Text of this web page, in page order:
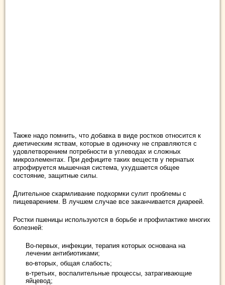
Также надо помнить, что добавка в виде ростков относится к
диетическим яствам, которые в одиночку не справляются с
удовлетворением потребности в углеводах и сложных
микроэлементах. При дефиците таких веществ у пернатых
атрофируется мышечная система, ухудшается общее
состояние, защитные силы.
Длительное скармливание подкормки сулит проблемы с
пищеварением. В лучшем случае все заканчивается диареей.
Ростки пшеницы используются в борьбе и профилактике многих
болезней:
Во-первых, инфекции, терапия которых основана на
лечении антибиотиками;
во-вторых, общая слабость;
в-третьих, воспалительные процессы, затрагивающие
яйцевод;